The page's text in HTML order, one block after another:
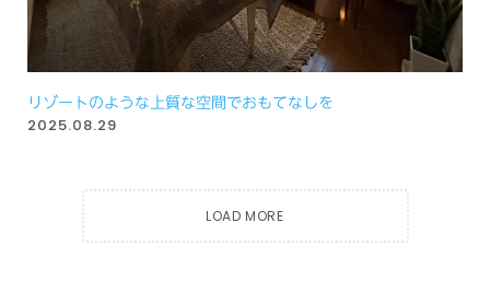
リゾートのような上質な空間でおもてなしを
2025.08.29
LOAD MORE